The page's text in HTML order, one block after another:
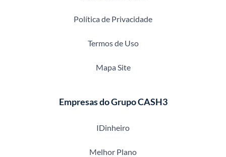
Política de Privacidade
Termos de Uso
Mapa Site
Empresas do Grupo CASH3
IDinheiro
Melhor Plano